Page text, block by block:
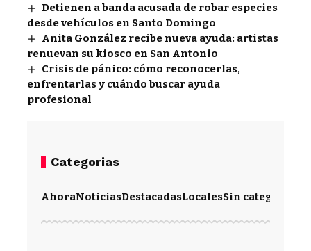
Detienen a banda acusada de robar especies
desde vehículos en Santo Domingo
Anita González recibe nueva ayuda: artistas
renuevan su kiosco en San Antonio
Crisis de pánico: cómo reconocerlas,
enfrentarlas y cuándo buscar ayuda
profesional
Categorias
AhoraNoticiasDestacadasLocalesSin categoría